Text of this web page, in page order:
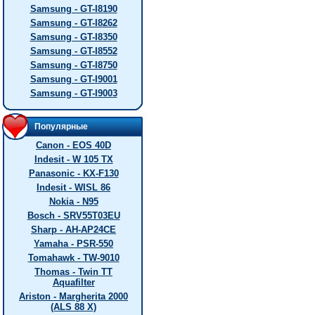
Samsung - GT-I8190
Samsung - GT-I8262
Samsung - GT-I8350
Samsung - GT-I8552
Samsung - GT-I8750
Samsung - GT-I9001
Samsung - GT-I9003
Популярные
Canon - EOS 40D
Indesit - W 105 TX
Panasonic - KX-F130
Indesit - WISL 86
Nokia - N95
Bosch - SRV55T03EU
Sharp - AH-AP24CE
Yamaha - PSR-550
Tomahawk - TW-9010
Thomas - Twin TT
Aquafilter
Ariston - Margherita 2000
(ALS 88 X)